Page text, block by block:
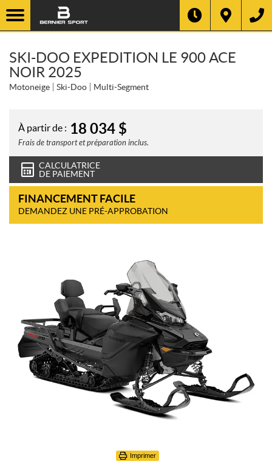
SKI-DOO EXPEDITION LE 900 ACE
NOIR 2025
Motoneige Ski-Doo Multi-Segment
À partir de : 18 034 $
Frais de transport et préparation inclus.
CALCULATRICE
DE PAIEMENT
FINANCEMENT FACILE
DEMANDEZ UNE PRÉ-APPROBATION
Imprimer